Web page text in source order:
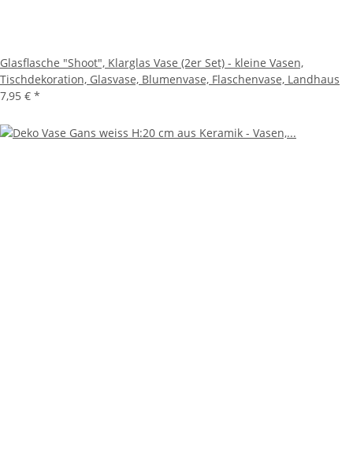
Glasflasche "Shoot", Klarglas Vase (2er Set) - kleine Vasen,
Tischdekoration, Glasvase, Blumenvase, Flaschenvase, Landhaus
7,95 € *